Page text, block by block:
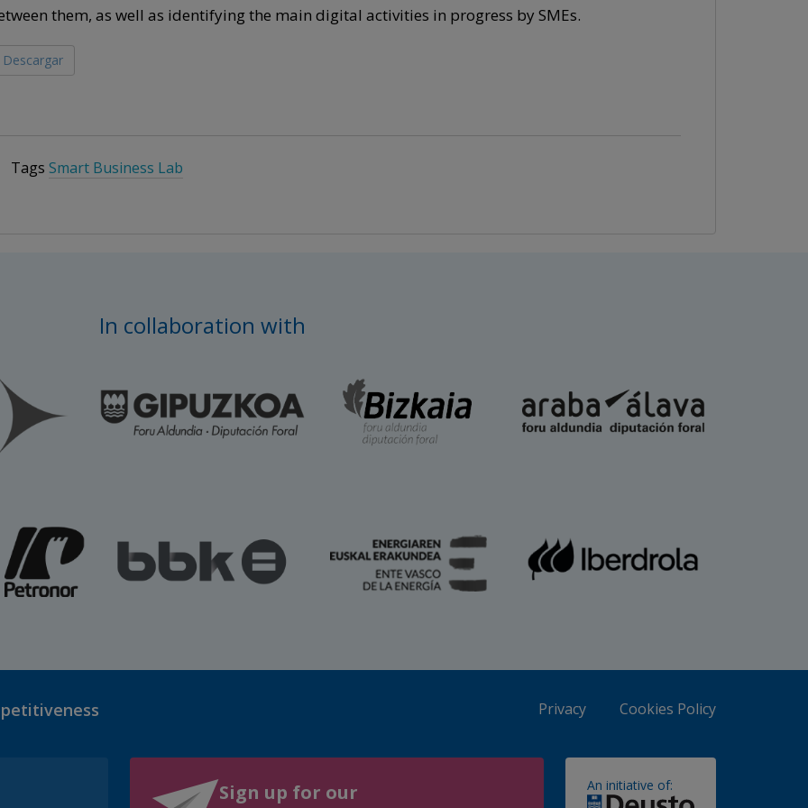
them, as well as identifying the main digital activities in progress by SMEs.
Descargar
Tags Smart Business Lab
In collaboration with
Privacy Cookies Policy
Sign up for our
An initiative of: